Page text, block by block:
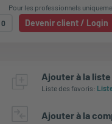
0 Devenir client / Login
Pour les professionnels
Ajouter à la
Liste des favoris:
Ajouter à la